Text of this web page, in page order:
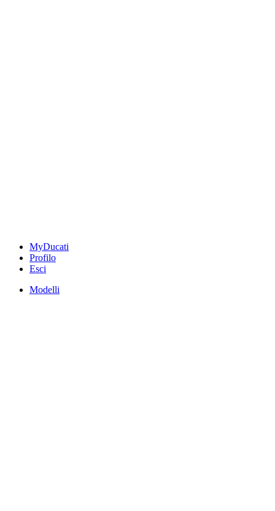
MyDucati
Profilo
Esci
Modelli